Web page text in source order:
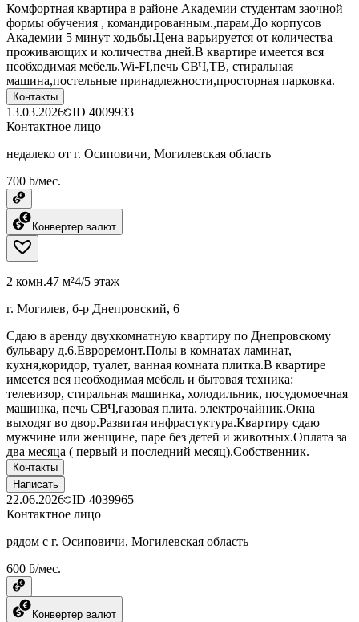
Комфортная квартира в районе Академии студентам заочной
формы обучения , командированным.,парам.До корпусов
Академии 5 минут ходьбы.Цена варьируется от количества
проживающих и количества дней.В квартире имеется вся
необходимая мебель.Wi-FI,печь СВЧ,ТВ, стиральная
машина,постельные принадлежности,просторная парковка.
Контакты
13.03.2026 ID 4009933
Контактное лицо
недалеко от г. Осиповичи, Могилевская область
700 ƃ/мес.
Конвертер валют
2 комн.47 м²4/5 этаж
г. Могилев, б-р Днепровский, 6
Сдаю в аренду двухкомнатную квартиру по Днепровскому
бульвару д.6.Евроремонт.Полы в комнатах ламинат,
кухня,коридор, туалет, ванная комната плитка.В квартире
имеется вся необходимая мебель и бытовая техника:
телевизор, стиральная машинка, холодильник, посудомоечная
машинка, печь СВЧ,газовая плита. электрочайник.Окна
выходят во двор.Развитая инфрастуктура.Квартиру сдаю
мужчине или женщине, паре без детей и животных.Оплата за
два месяца ( первый и последний месяц).Собственник.
Контакты
Написать
22.06.2026 ID 4039965
Контактное лицо
рядом с г. Осиповичи, Могилевская область
600 ƃ/мес.
Конвертер валют